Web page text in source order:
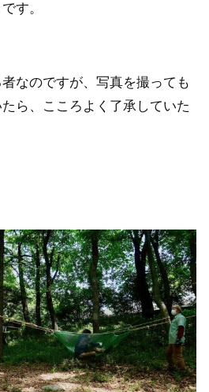
す。
者なのですが、写真を撮っても
ら、こころよく了承していた